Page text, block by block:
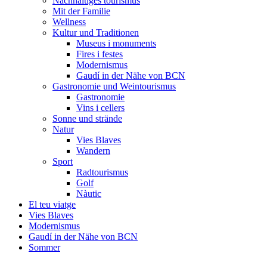
Mit der Familie
Wellness
Kultur und Traditionen
Museus i monuments
Fires i festes
Modernismus
Gaudí in der Nähe von BCN
Gastronomie und Weintourismus
Gastronomie
Vins i cellers
Sonne und strände
Natur
Vies Blaves
Wandern
Sport
Radtourismus
Golf
Nàutic
El teu viatge
Vies Blaves
Modernismus
Gaudí in der Nähe von BCN
Sommer